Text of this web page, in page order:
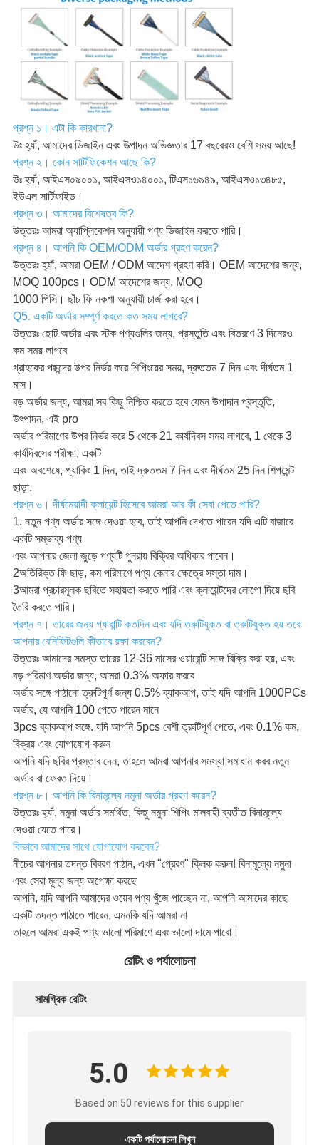
প্রশ্ন ১। এটা কি কারখানা?
উঃ হ্যাঁ, আমাদের ডিজাইন এবং উত্পাদন অভিজ্ঞতার 17 বছরেরও বেশি সময় আছে!
প্রশ্ন ২। কোন সার্টিফিকেশন আছে কি?
উঃ হ্যাঁ, আইএস০৯০০১, আইএসও১৪০০১, টিএস১৬৯৪৯, আইএসও১৩৪৮৫,
ইউএল সার্টিফাইড।
প্রশ্ন ৩। আমাদের বিশেষত্ব কি?
উত্তরঃ আমরা অ্যাপ্লিকেশন অনুযায়ী পণ্য ডিজাইন করতে পারি।
প্রশ্ন ৪। আপনি কি OEM/ODM অর্ডার গ্রহণ করেন?
উত্তরঃ হ্যাঁ, আমরা OEM / ODM আদেশ গ্রহণ করি। OEM আদেশের জন্য,
MOQ 100pcs। ODM আদেশের জন্য, MOQ
1000 পিসি। ছাঁচ ফি নকশা অনুযায়ী চার্জ করা হবে।
Q5. একটি অর্ডার সম্পূর্ণ করতে কত সময় লাগবে?
উত্তরঃ ছোট অর্ডার এবং স্টক পণ্যগুলির জন্য, প্রস্তুতি এবং বিতরণে 3 দিনেরও
কম সময় লাগবে
গ্রাহকের পছন্দের উপর নির্ভর করে শিপিংয়ের সময়, দ্রুততম 7 দিন এবং দীর্ঘতম 1
মাস।
বড় অর্ডার জন্য, আমরা সব কিছু নিশ্চিত করতে হবে যেমন উপাদান প্রস্তুতি,
উৎপাদন, এই pro
অর্ডার পরিমাণের উপর নির্ভর করে 5 থেকে 21 কার্যদিবস সময় লাগবে, 1 থেকে 3
কার্যদিবসের পরীক্ষা, একটি
এবং অবশেষে, প্যাকিং 1 দিন, তাই দ্রুততম 7 দিন এবং দীর্ঘতম 25 দিন শিপমেন্ট
ছাড়া.
প্রশ্ন ৬। দীর্ঘমেয়াদী ক্লায়েন্ট হিসেবে আমরা আর কী সেবা পেতে পারি?
1. নতুন পণ্য অর্ডার সঙ্গে দেওয়া হবে, তাই আপনি দেখতে পারেন যদি এটি বাজারে
একটি সম্ভাব্য পণ্য
এবং আপনার জেলা জুড়ে পণ্যটি পুনরায় বিক্রির অধিকার পাবেন।
2অতিরিক্ত ফি ছাড়, কম পরিমাণে পণ্য কেনার ক্ষেত্রে সস্তা দাম।
3আমরা প্রচারমূলক ছবিতে সহায়তা করতে পারি এবং ক্লায়েন্টদের লোগো দিয়ে ছবি
তৈরি করতে পারি।
প্রশ্ন ৭। তারের জন্য গ্যারান্টি কতদিন এবং যদি ত্রুটিযুক্ত বা ত্রুটিযুক্ত হয় তবে
আপনার বেনিফিটগুলি কীভাবে রক্ষা করবেন?
উত্তরঃ আমাদের সমস্ত তারের 12-36 মাসের ওয়ারেন্টি সঙ্গে বিক্রি করা হয়, এবং
বড় পরিমাণ অর্ডার জন্য, আমরা 0.3% অফার করবে
অর্ডার সঙ্গে পাঠানো ত্রুটিপূর্ণ জন্য 0.5% ব্যাকআপ, তাই যদি আপনি 1000PCs
অর্ডার, যে আপনি 100 পেতে পারেন মানে
3pcs ব্যাকআপ সঙ্গে. যদি আপনি 5pcs বেশী ত্রুটিপূর্ণ পেতে, এবং 0.1% কম,
বিক্রয় এবং যোগাযোগ করুন
আপনি যদি ছবির প্রস্তাব দেন, তাহলে আমরা আপনার সমস্যা সমাধান করব নতুন
অর্ডার বা ফেরত দিয়ে।
প্রশ্ন ৮। আপনি কি বিনামূল্যে নমুনা অর্ডার গ্রহণ করেন?
উত্তরঃ হ্যাঁ, নমুনা অর্ডার সমর্থিত, কিছু নমুনা শিপিং মালবাহী ব্যতীত বিনামূল্যে
দেওয়া যেতে পারে।
কিভাবে আমাদের সাথে যোগাযোগ করবেন?
নীচের আপনার তদন্ত বিবরণ পাঠান, এখন "প্রেরণ" ক্লিক করুন! বিনামূল্যে নমুনা
এবং সেরা মূল্য জন্য অপেক্ষা করছে
আপনি, যদি আপনি আমাদের ওয়েব পণ্য খুঁজে পাচ্ছেন না, আপনি আমাদের কাছে
একটি তদন্ত পাঠাতে পারেন, এমনকি যদি আমরা না
তাহলে আমরা একই পণ্য ভালো পরিমাণে এবং ভালো দামে পাবো।
রেটিং ও পর্যালোচনা
সামগ্রিক রেটিং
5.0
Based on 50 reviews for this supplier
একটি পর্যালোচনা লিখুন